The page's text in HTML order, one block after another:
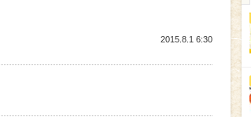
2015.8.1 6:30